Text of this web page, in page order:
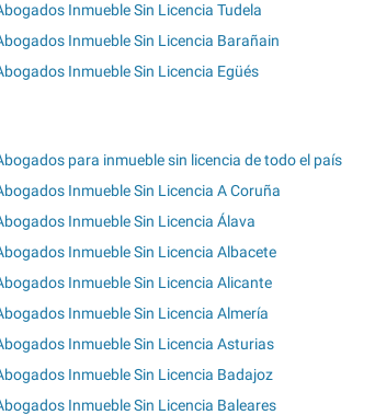
Inmueble Sin Licencia Tudela
Inmueble Sin Licencia Barañain
Inmueble Sin Licencia Egüés
para inmueble sin licencia de todo el país
Inmueble Sin Licencia A Coruña
Inmueble Sin Licencia Álava
Inmueble Sin Licencia Albacete
Inmueble Sin Licencia Alicante
Inmueble Sin Licencia Almería
Inmueble Sin Licencia Asturias
Inmueble Sin Licencia Badajoz
Inmueble Sin Licencia Baleares